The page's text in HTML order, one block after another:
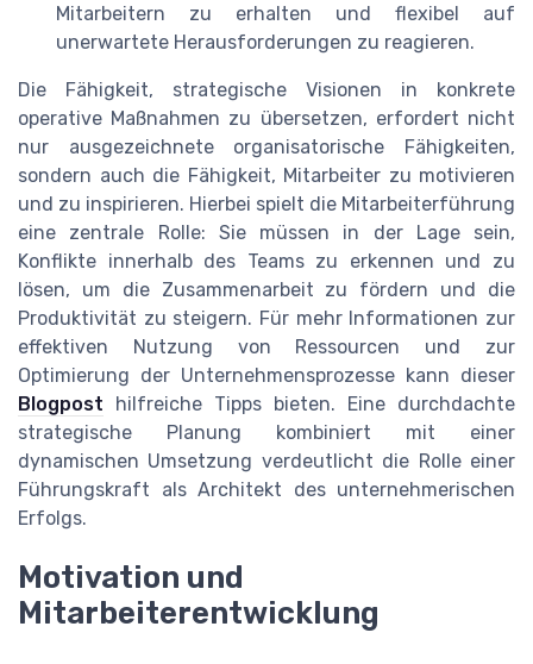
Mitarbeitern zu erhalten und flexibel auf
unerwartete Herausforderungen zu reagieren.
Die Fähigkeit, strategische Visionen in konkrete
operative Maßnahmen zu übersetzen, erfordert nicht
nur ausgezeichnete organisatorische Fähigkeiten,
sondern auch die Fähigkeit, Mitarbeiter zu motivieren
und zu inspirieren. Hierbei spielt die Mitarbeiterführung
eine zentrale Rolle: Sie müssen in der Lage sein,
Konflikte innerhalb des Teams zu erkennen und zu
lösen, um die Zusammenarbeit zu fördern und die
Produktivität zu steigern. Für mehr Informationen zur
effektiven Nutzung von Ressourcen und zur
Optimierung der Unternehmensprozesse kann dieser
Blogpost hilfreiche Tipps bieten. Eine durchdachte
strategische Planung kombiniert mit einer
dynamischen Umsetzung verdeutlicht die Rolle einer
Führungskraft als Architekt des unternehmerischen
Erfolgs.
Motivation und
Mitarbeiterentwicklung